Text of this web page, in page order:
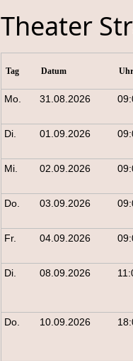
Theater
Tag Datum
Mo. 31.08.2026
Di. 01.09.2026
Mi. 02.09.2026
Do. 03.09.2026
Fr. 04.09.2026
Di. 08.09.2026
Do. 10.09.2026